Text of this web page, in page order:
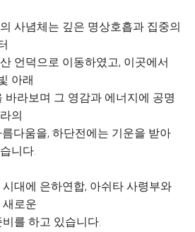
사념체는 깊은 명상호흡과 집중의
언덕으로 이동하였고, 이곳에서
아래
바라보며 그 영감과 에너지에 공명
의
다움을, 하단전에는 기운을 받아
니다.
대에 은하연합, 아쉬타 사령부와
로운
를 하고 있습니다.